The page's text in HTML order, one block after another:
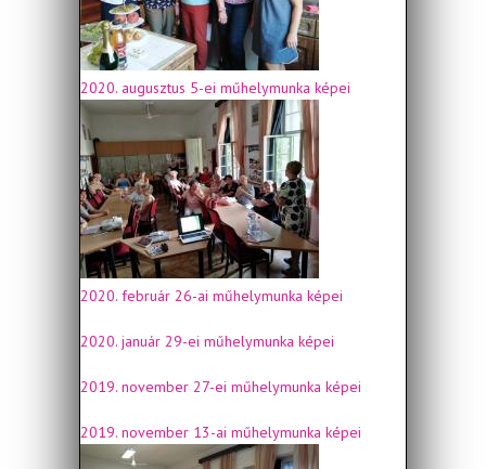
2020. augusztus 5-ei műhelymunka képei
2020. február 26-ai műhelymunka képei
2020. január 29-ei műhelymunka képei
2019. november 27-ei műhelymunka képei
2019. november 13-ai műhelymunka képei